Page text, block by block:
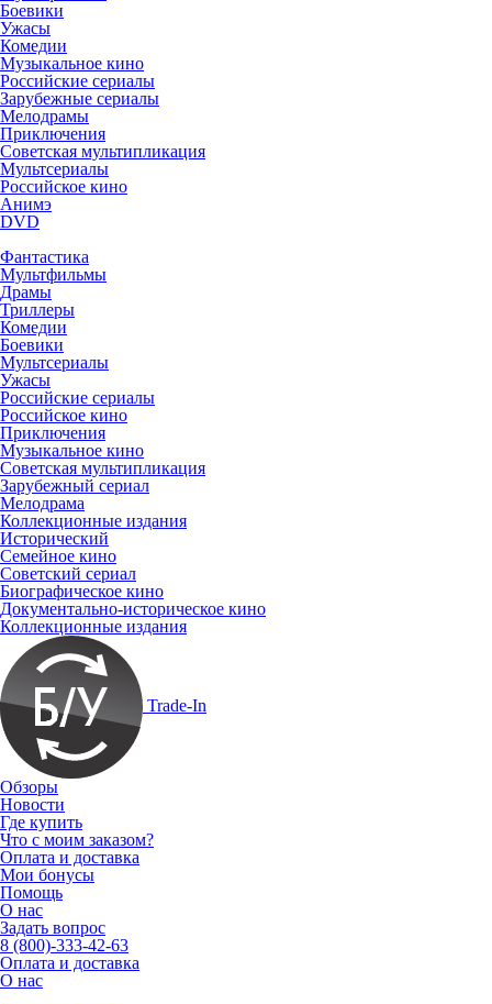
Боевики
Ужасы
Комедии
Музыкальное кино
Российские сериалы
Зарубежные сериалы
Мелодрамы
Приключения
Советская мультипликация
Мультсериалы
Российское кино
Анимэ
DVD
Фантастика
Мультфильмы
Драмы
Триллеры
Комедии
Боевики
Мультсериалы
Ужасы
Российские сериалы
Российское кино
Приключения
Музыкальное кино
Советская мультипликация
Зарубежный сериал
Мелодрама
Коллекционные издания
Исторический
Семейное кино
Советский сериал
Биографическое кино
Документально-историческое кино
Коллекционные издания
Trade-In
Обзоры
Новости
Где купить
Что с моим заказом?
Оплата и доставка
Мои бонусы
Помощь
О нас
Задать вопрос
8 (800)-333-42-63
Оплата и доставка
О нас